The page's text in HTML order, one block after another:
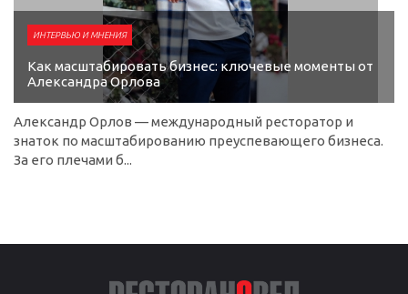
ИНТЕРВЬЮ И МНЕНИЯ
Как масштабировать бизнес: ключевые моменты от
Александра Орлова
Александр Орлов — международный ресторатор и
знаток по масштабированию преуспевающего бизнеса.
За его плечами б...